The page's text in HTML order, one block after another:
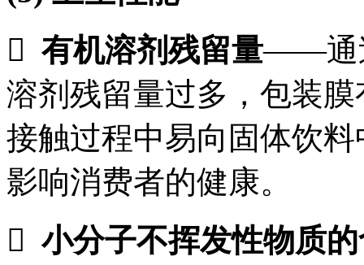
 有机溶剂残留量——通
溶剂残留量过多，包装
接触过程中易向固体饮
影响消费者的健康。
小分子不挥发性物质